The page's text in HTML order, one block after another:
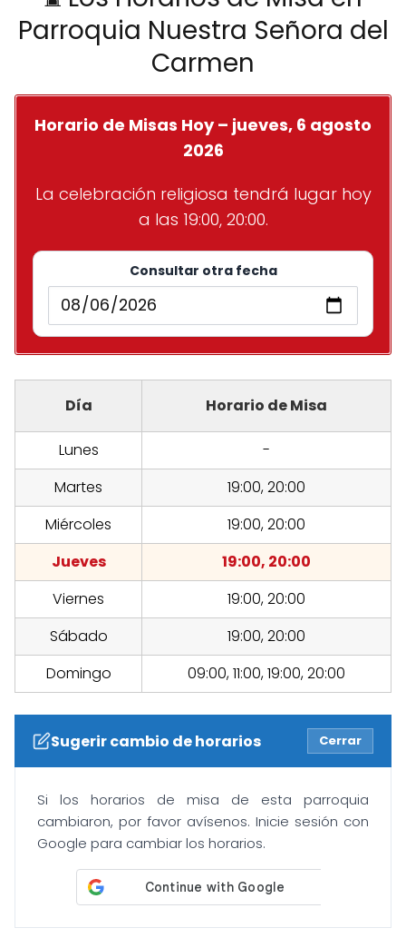
Parroquia Nuestra Señora del
Carmen
Horario de Misas Hoy – jueves, 6 agosto
2026
La celebración religiosa tendrá lugar hoy
a las 19:00, 20:00.
Consultar otra fecha
Día Horario de Misa
Lunes
-
Martes
19:00, 20:00
Miércoles
19:00, 20:00
Jueves
19:00, 20:00
Viernes
19:00, 20:00
Sábado
19:00, 20:00
Domingo
09:00, 11:00, 19:00, 20:00
Sugerir cambio de horarios Cerrar
Si los horarios de misa de esta parroquia
cambiaron, por favor avísenos. Inicie sesión con
Google para cambiar los horarios.